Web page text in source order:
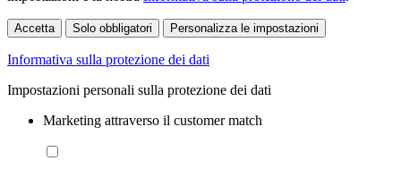
Accetta Solo obbligatori Personalizza le impostazioni
Informativa sulla protezione dei dati
Impostazioni personali sulla protezione dei dati
Marketing attraverso il customer match